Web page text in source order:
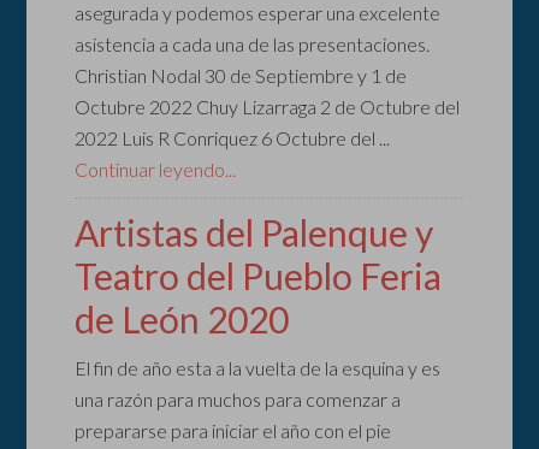
asegurada y podemos esperar una excelente
asistencia a cada una de las presentaciones.
Christian Nodal 30 de Septiembre y 1 de
Octubre 2022 Chuy Lizarraga 2 de Octubre del
2022 Luis R Conriquez 6 Octubre del ...
Continuar leyendo...
Artistas del Palenque y
Teatro del Pueblo Feria
de León 2020
El fin de año esta a la vuelta de la esquina y es
una razón para muchos para comenzar a
prepararse para iniciar el año con el pie